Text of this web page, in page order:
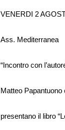
VENERDI 2
Ass. Mediterranea
“Incontro con
Matteo Papantuono
presentano il libro